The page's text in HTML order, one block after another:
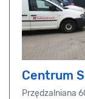
Centrum
Przędzalniana